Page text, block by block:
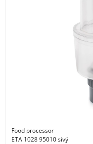
Food processor
ETA 1028 95010 sivý